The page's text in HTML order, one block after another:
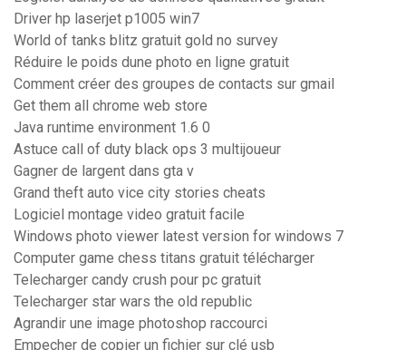
Driver hp laserjet p1005 win7
World of tanks blitz gratuit gold no survey
Réduire le poids dune photo en ligne gratuit
Comment créer des groupes de contacts sur gmail
Get them all chrome web store
Java runtime environment 1.6 0
Astuce call of duty black ops 3 multijoueur
Gagner de largent dans gta v
Grand theft auto vice city stories cheats
Logiciel montage video gratuit facile
Windows photo viewer latest version for windows 7
Computer game chess titans gratuit télécharger
Telecharger candy crush pour pc gratuit
Telecharger star wars the old republic
Agrandir une image photoshop raccourci
Empecher de copier un fichier sur clé usb